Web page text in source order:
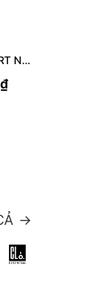
NEWERA, AP MLB POLO SHIRT NEYYAN LOGO - NAVY
→